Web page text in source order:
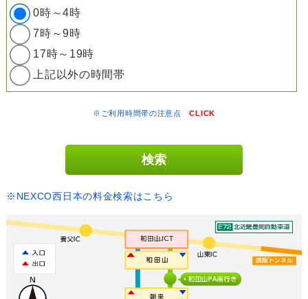
0時～4時
7時～9時
17時～19時
上記以外の時間帯
※ご利用時間帯の注意点CLICK
※NEXCO西日本の料金検索はこちら